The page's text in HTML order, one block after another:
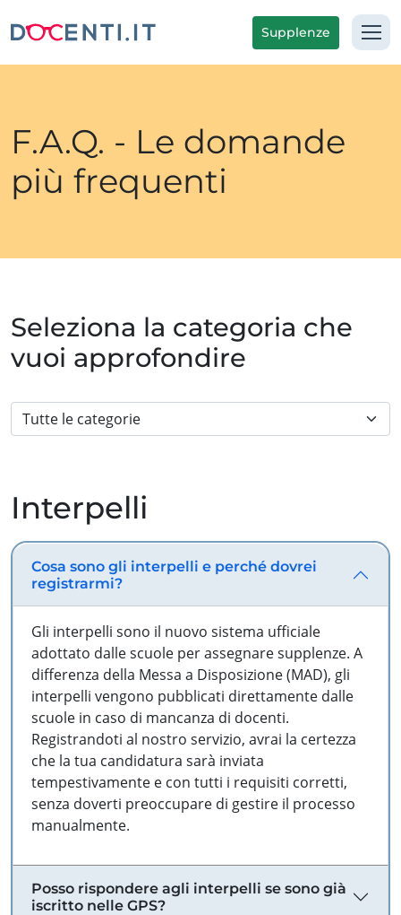
Supplenze
F.A.Q. - Le domande
più frequenti
Seleziona la categoria che
vuoi approfondire
Interpelli
Cosa sono gli interpelli e perché dovrei
registrarmi?
Gli interpelli sono il nuovo sistema ufficiale
adottato dalle scuole per assegnare supplenze. A
differenza della Messa a Disposizione (MAD), gli
interpelli vengono pubblicati direttamente dalle
scuole in caso di mancanza di docenti.
Registrandoti al nostro servizio, avrai la certezza
che la tua candidatura sarà inviata
tempestivamente e con tutti i requisiti corretti,
senza doverti preoccupare di gestire il processo
manualmente.
Posso rispondere agli interpelli se sono già
iscritto nelle GPS?